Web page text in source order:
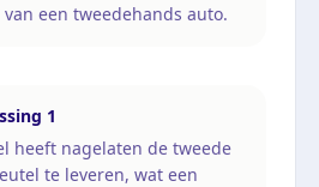
een tweedehands auto.
1
heeft nagelaten de tweede
te leveren, wat een